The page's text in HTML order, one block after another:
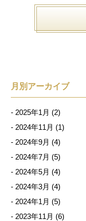
月別アーカイブ
2025年1月 (2)
2024年11月 (1)
2024年9月 (4)
2024年7月 (5)
2024年5月 (4)
2024年3月 (4)
2024年1月 (5)
2023年11月 (6)